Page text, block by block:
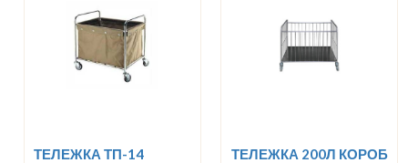
ТЕЛЕЖКА ТП-14
ТЕЛЕЖКА 200Л КОРОБ